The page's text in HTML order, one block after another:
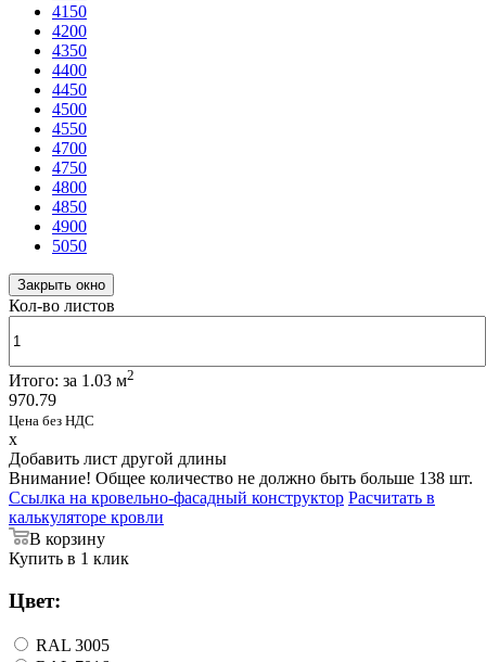
4150
4200
4350
4400
4450
4500
4550
4700
4750
4800
4850
4900
5050
Закрыть окно
Кол-во листов
Итого: за 1.03 м2
970.79
Цена без НДС
x
Добавить лист другой длины
Внимание! Общее количество не должно быть больше 138 шт.
Ссылка на кровельно-фасадный конструктор Расчитать в
калькуляторе кровли
В корзину
Купить в 1 клик
Цвет:
RAL 3005